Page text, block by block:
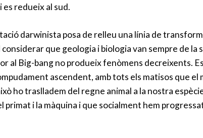
es redueix al sud.
darwinista posa de relleu una línia de
que geologia i biologia van sempre de la
al Big-bang no produeix fenòmens decreixents.
ascendent, amb tots els matisos que el
ho traslladem del regne animal a la nostra
i la màquina i que socialment hem